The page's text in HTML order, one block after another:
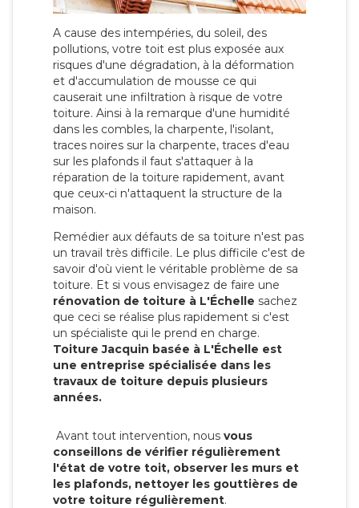
A cause des intempéries, du soleil, des
pollutions, votre toit est plus exposée aux
risques d'une dégradation, à la déformation
et d'accumulation de mousse ce qui
causerait une infiltration à risque de votre
toiture. Ainsi à la remarque d'une humidité
dans les combles, la charpente, l'isolant,
traces noires sur la charpente, traces d'eau
sur les plafonds il faut s'attaquer à la
réparation de la toiture rapidement, avant
que ceux-ci n'attaquent la structure de la
maison.
Remédier aux défauts de sa toiture n'est pas
un travail très difficile. Le plus difficile c'est de
savoir d'où vient le véritable problème de sa
toiture. Et si vous envisagez de faire une
rénovation de toiture à L'Échelle sachez
que ceci se réalise plus rapidement si c'est
un spécialiste qui le prend en charge.
Toiture Jacquin basée à L'Échelle est
une entreprise spécialisée dans les
travaux de toiture depuis plusieurs
années.
Avant tout intervention, nous vous
conseillons de vérifier régulièrement
l'état de votre toit, observer les murs et
les plafonds, nettoyer les gouttières de
votre toiture régulièrement.